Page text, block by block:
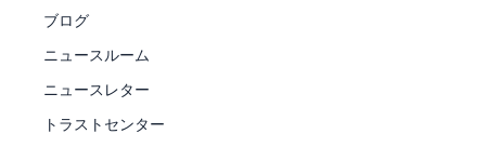
ブログ
ニュースルーム
ニュースレター
トラストセンター